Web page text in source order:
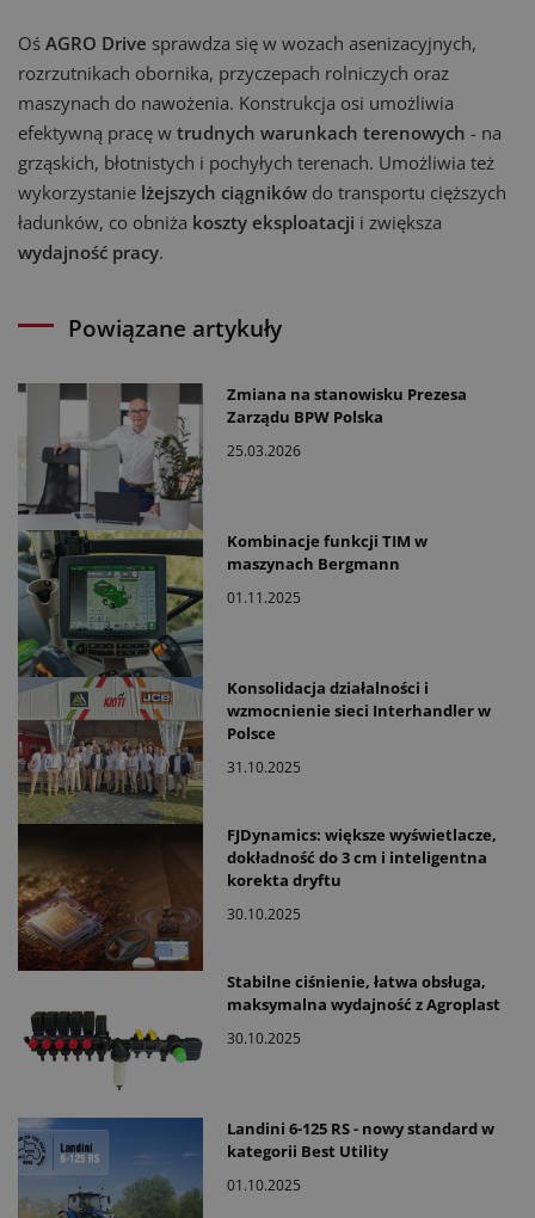
Oś AGRO Drive sprawdza się w wozach asenizacyjnych,
rozrzutnikach obornika, przyczepach rolniczych oraz
maszynach do nawożenia. Konstrukcja osi umożliwia
efektywną pracę w trudnych warunkach terenowych - na
grząskich, błotnistych i pochyłych terenach. Umożliwia też
wykorzystanie lżejszych ciągników do transportu cięższych
ładunków, co obniża koszty eksploatacji i zwiększa
wydajność pracy.
Powiązane artykuły
Zmiana na stanowisku Prezesa
Zarządu BPW Polska
25.03.2026
Kombinacje funkcji TIM w
maszynach Bergmann
01.11.2025
Konsolidacja działalności i
wzmocnienie sieci Interhandler w
Polsce
31.10.2025
FJDynamics: większe wyświetlacze,
dokładność do 3 cm i inteligentna
korekta dryftu
30.10.2025
Stabilne ciśnienie, łatwa obsługa,
maksymalna wydajność z Agroplast
30.10.2025
Landini 6-125 RS - nowy standard w
kategorii Best Utility
01.10.2025